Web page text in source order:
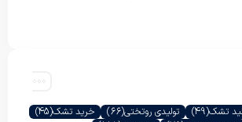
تشک(49) تولیدی روتختی(66) خرید تشک(45)